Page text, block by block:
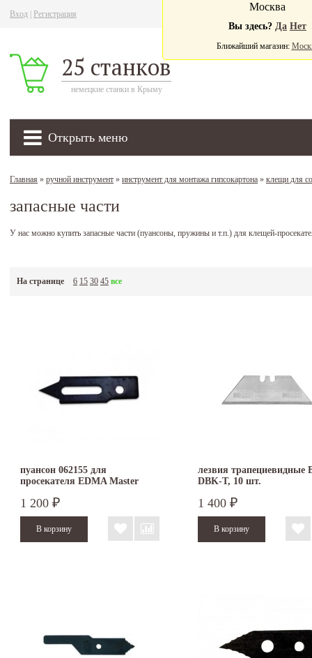
Вход Регистрация
25 станков
немецкие станки в Крыму
Открыть меню
Москва
Вы здесь? Да Нет
Ближайший магазин:
Главная » ручной инструмент » инструмент для монтажа гипсокартона » клещи для
запасные части
У нас можно купить запасные части (пуансоны, пружины и т.п.) для клещей-
На странице 6 15 30 45 все
пуансон 062155 для
просекателя EDMA Master
1 200 ₽
лезвия трапециевидные
DBK-T, 10 шт.
1 400 ₽